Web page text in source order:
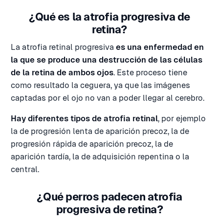
¿Qué es la atrofia progresiva de
retina?
La atrofia retinal progresiva es una enfermedad en
la que se produce una destrucción de las células
de la retina de ambos ojos. Este proceso tiene
como resultado la ceguera, ya que las imágenes
captadas por el ojo no van a poder llegar al cerebro.
Hay diferentes tipos de atrofia retinal, por ejemplo
la de progresión lenta de aparición precoz, la de
progresión rápida de aparición precoz, la de
aparición tardía, la de adquisición repentina o la
central.
¿Qué perros padecen atrofia
progresiva de retina?